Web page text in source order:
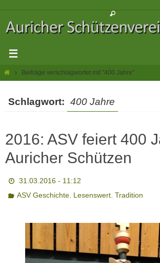
springen
StartBeiträge verschlagwortet mit "400 Jahre"
Schlagwort: 400 Jahre
2016: ASV feiert 400
Auricher Schützen
31.03.2016 - 11:12
ASV Geschichte, Lesenswert,Tradition